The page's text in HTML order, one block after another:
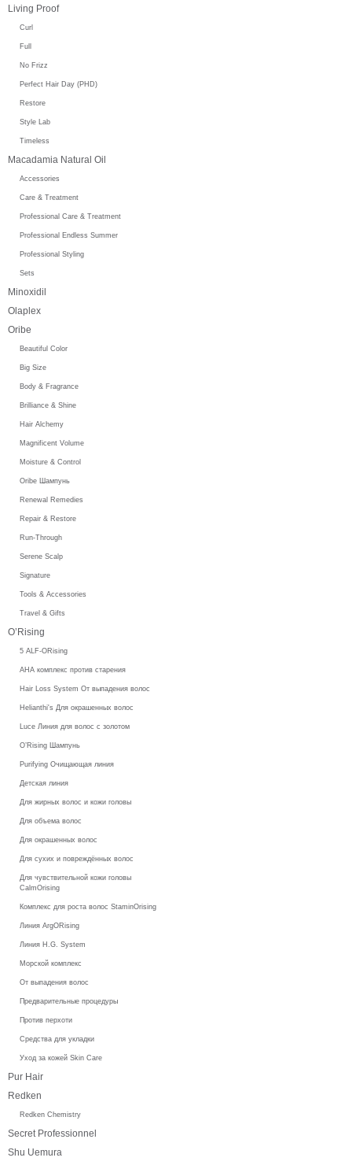
Living Proof
Curl
Full
No Frizz
Perfect Hair Day (PHD)
Restore
Style Lab
Timeless
Macadamia Natural Oil
Accessories
Care & Treatment
Professional Care & Treatment
Professional Endless Summer
Professional Styling
Sets
Minoxidil
Olaplex
Oribe
Beautiful Color
Big Size
Body & Fragrance
Brilliance & Shine
Hair Alchemy
Magnificent Volume
Moisture & Control
Oribe Шампунь
Renewal Remedies
Repair & Restore
Run-Through
Serene Scalp
Signature
Tools & Accessories
Travel & Gifts
O’Rising
5 ALF-ORising
AHA комплекс против старения
Hair Loss System От выпадения волос
Helianthi's Для окрашенных волос
Luce Линия для волос с золотом
O’Rising Шампунь
Purifying Очищающая линия
Детская линия
Для жирных волос и кожи головы
Для объема волос
Для окрашенных волос
Для сухих и повреждённых волос
Для чувствительной кожи головы
CalmOrising
Комплекс для роста волос StaminOrising
Линия ArgORising
Линия H.G. System
Морской комплекс
От выпадения волос
Предварительные процедуры
Против перхоти
Средства для укладки
Уход за кожей Skin Care
Pur Hair
Redken
Redken Chemistry
Secret Professionnel
Shu Uemura